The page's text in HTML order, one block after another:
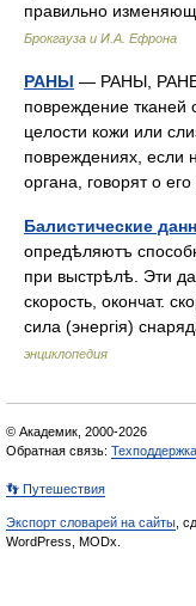
правильно
Брокгауза и И.А. Ефрона
РАНЫ — РАНЫ,
повреждение тканей
целости кожи или
повреждениях, если
органа, говорят о
Балистические
опредѣляютъ
при выстрѣлѣ. Эти
скорость, окончат.
сила (энергія)
энциклопедия
© Академик, 2000-2026
Обратная связь: Техподдержка
👣 Путешествия
Экспорт словарей на сайты ,
WordPress, MODx.